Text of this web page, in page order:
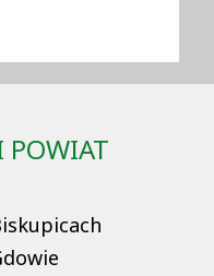
POWIAT